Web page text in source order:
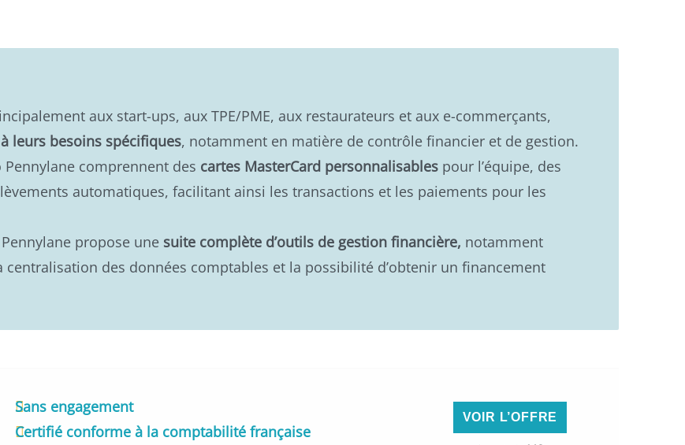
aux start-ups, aux TPE/PME, aux restaurateurs et aux e-commerçants,
leurs besoins spécifiques, notamment en matière de contrôle financier et de gestion.
comprennent des cartes MasterCard personnalisables pour l’équipe, des
automatiques, facilitant ainsi les transactions et les paiements pour les
propose une suite complète d’outils de gestion financière, notamment
centralisation des données comptables et la possibilité d’obtenir un financement
Sans engagement
Certifié conforme à la comptabilité française
VOIR L’OFFRE